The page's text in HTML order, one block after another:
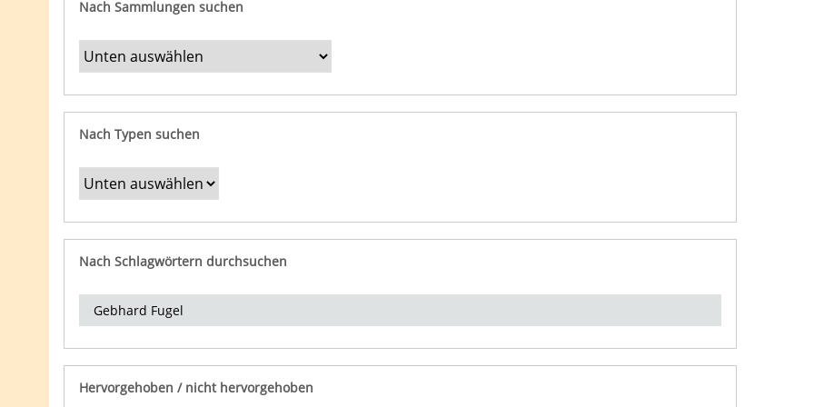
Nach Sammlungen suchen
Nach Typen suchen
Nach Schlagwörtern durchsuchen
Hervorgehoben / nicht hervorgehoben